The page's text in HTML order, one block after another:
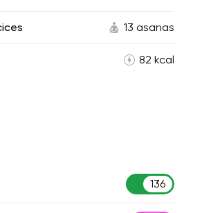
13 asanas
82 kcal
136